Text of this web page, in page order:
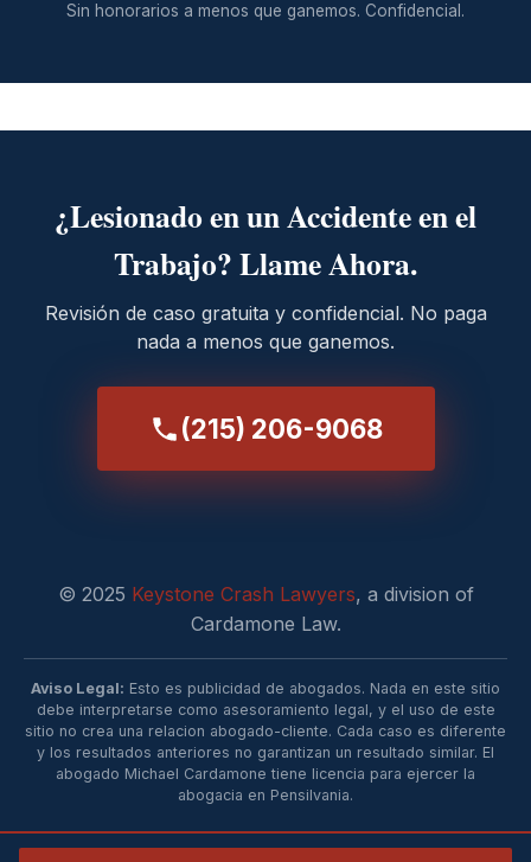
Sin honorarios a menos que ganemos. Confidencial.
¿Lesionado en un Accidente en el
Trabajo? Llame Ahora.
Revisión de caso gratuita y confidencial. No paga
nada a menos que ganemos.
(215) 206-9068
© 2025 Keystone Crash Lawyers, a division of
Cardamone Law.
Aviso Legal: Esto es publicidad de abogados. Nada en este sitio
debe interpretarse como asesoramiento legal, y el uso de este
sitio no crea una relacion abogado-cliente. Cada caso es diferente
y los resultados anteriores no garantizan un resultado similar. El
abogado Michael Cardamone tiene licencia para ejercer la
abogacia en Pensilvania.